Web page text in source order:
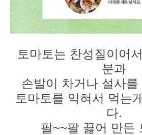
토마토는 찬성질이어
분과
손발이 차거나 설사
토마토를 익혀서 먹는
다.
팔~~팔 끓어 만든